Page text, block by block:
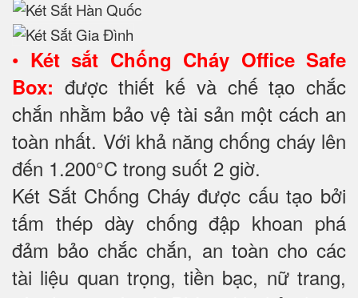
• Két sắt Chống Cháy Office Safe
Box: được thiết kế và chế tạo chắc
chắn nhằm bảo vệ tài sản một cách an
toàn nhất. Với khả năng chống cháy lên
đến 1.200°C trong suốt 2 giờ.
Két Sắt Chống Cháy được cấu tạo bởi
tấm thép dày chống đập khoan phá
đảm bảo chắc chắn, an toàn cho các
tài liệu quan trọng, tiền bạc, nữ trang,